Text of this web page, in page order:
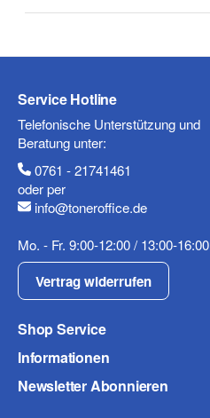
Frage zum Artikel
Ihre Frage
Service Hotline
Telefonische Unterstützung und
Beratung unter:
0761 - 21741461
oder per
info@toneroffice.de
Mo. - Fr. 9:00-12:00 / 13:00-16:00
Vertrag widerrufen
Shop Service
Informationen
Newsletter Abonnieren